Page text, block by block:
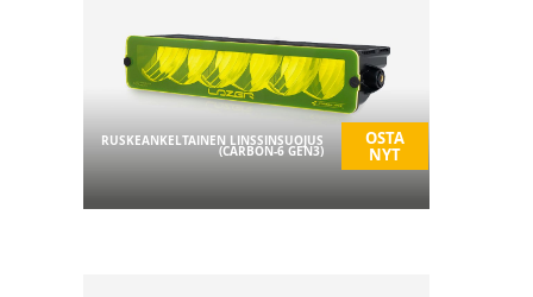
RUSKEANKELTAINEN LINSSINSUOJUS
(CARBON-6 GEN3)
OSTA
NYT